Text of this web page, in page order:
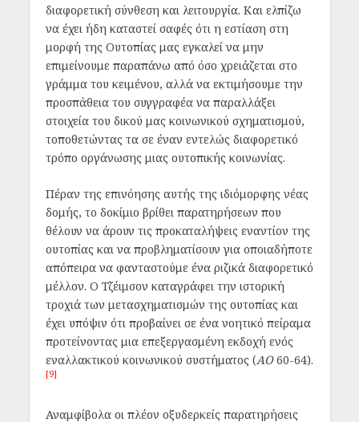
διαφορετική σύνθεση και λειτουργία. Και ελπίζω
να έχει ήδη καταστεί σαφές ότι η εστίαση στη
μορφή της Ουτοπίας μας εγκαλεί να μην
επιμείνουμε παραπάνω από όσο χρειάζεται στο
γράμμα του κειμένου, αλλά να εκτιμήσουμε την
προσπάθεια του συγγραφέα να παραλλάξει
στοιχεία του δικού μας κοινωνικού σχηματισμού,
τοποθετώντας τα σε έναν εντελώς διαφορετικό
τρόπο οργάνωσης μιας ουτοπικής κοινωνίας.
Πέραν της επινόησης αυτής της ιδιόμορφης νέας
δομής, το δοκίμιο βρίθει παρατηρήσεων που
θέλουν να άρουν τις προκαταλήψεις εναντίον της
ουτοπίας και να προβληματίσουν για οποιαδήποτε
απόπειρα να φανταστούμε ένα ριζικά διαφορετικό
μέλλον. Ο Τζέιμσον καταγράφει την ιστορική
τροχιά των μετασχηματισμών της ουτοπίας και
έχει υπόψιν ότι προβαίνει σε ένα νοητικό πείραμα
προτείνοντας μια επεξεργασμένη εκδοχή ενός
εναλλακτικού κοινωνικού συστήματος (ΑΟ60-64).
[9]
Αναμφίβολα οι πλέον οξυδερκείς παρατηρήσεις